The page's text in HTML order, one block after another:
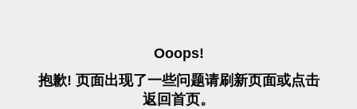
OOOPS!
抱歉! 页面出现了一些问题请刷 新页面或点击
返 回首页。